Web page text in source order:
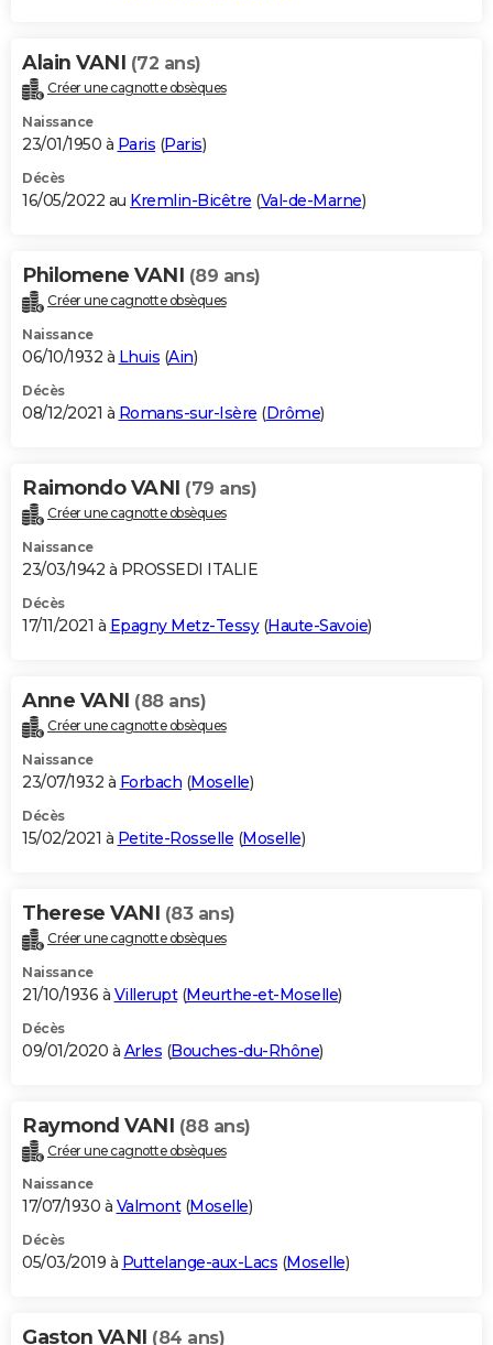
Alain VANI (72 ans)
Créer une cagnotte obsèques
Naissance
23/01/1950 à Paris (Paris)
Décès
16/05/2022 au Kremlin-Bicêtre (Val-de-Marne)
Philomene VANI (89 ans)
Créer une cagnotte obsèques
Naissance
06/10/1932 à Lhuis (Ain)
Décès
08/12/2021 à Romans-sur-Isère (Drôme)
Raimondo VANI (79 ans)
Créer une cagnotte obsèques
Naissance
23/03/1942 à PROSSEDI ITALIE
Décès
17/11/2021 à Epagny Metz-Tessy(Haute-Savoie)
Anne VANI (88 ans)
Créer une cagnotte obsèques
Naissance
23/07/1932 à Forbach (Moselle)
Décès
15/02/2021 à Petite-Rosselle (Moselle)
Therese VANI (83 ans)
Créer une cagnotte obsèques
Naissance
21/10/1936 à Villerupt(Meurthe-et-Moselle)
Décès
09/01/2020 à Arles (Bouches-du-Rhône)
Raymond VANI (88 ans)
Créer une cagnotte obsèques
Naissance
17/07/1930 à Valmont(Moselle)
Décès
05/03/2019 à Puttelange-aux-Lacs (Moselle)
Gaston VANI (84 ans)